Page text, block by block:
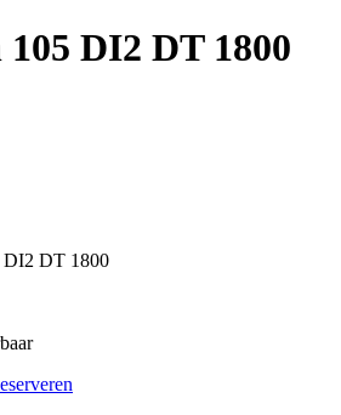
105 DI2 DT 1800
DI2 DT 1800